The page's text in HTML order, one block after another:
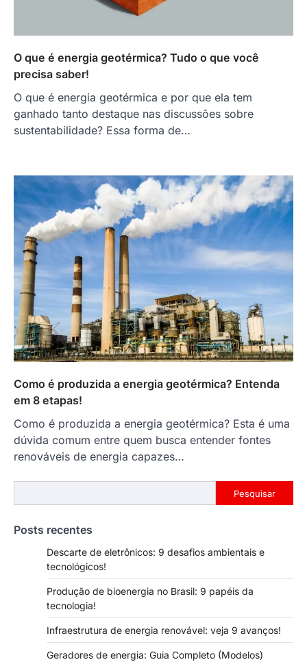
O que é energia geotérmica? Tudo o que você
precisa saber!
O que é energia geotérmica e por que ela tem
ganhado tanto destaque nas discussões sobre
sustentabilidade? Essa forma de…
Como é produzida a energia geotérmica? Entenda
em 8 etapas!
Como é produzida a energia geotérmica? Esta é uma
dúvida comum entre quem busca entender fontes
renováveis de energia capazes…
Pesquisar
Posts recentes
Descarte de eletrônicos: 9 desafios ambientais e
tecnológicos!
Produção de bioenergia no Brasil: 9 papéis da
tecnologia!
Infraestrutura de energia renovável: veja 9 avanços!
Geradores de energia: Guia Completo (Modelos)